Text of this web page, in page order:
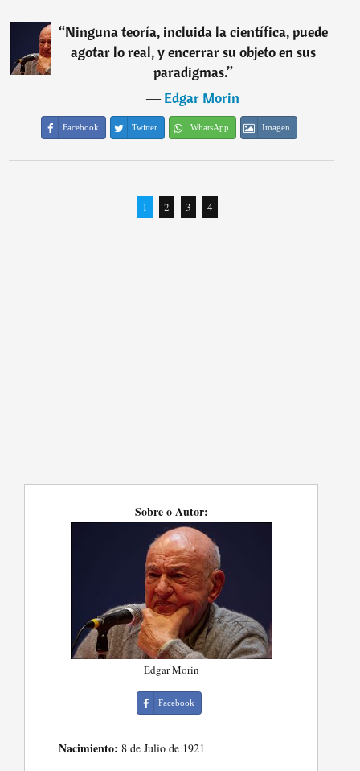
“Ninguna teoría, incluida la científica, puede
agotar lo real, y encerrar su objeto en sus
paradigmas.”
―Edgar Morin
Facebook Twitter WhatsApp Imagen
1 2 3 4
Sobre o Autor:
Edgar Morin
Facebook
Nacimiento: 8 de Julio de 1921